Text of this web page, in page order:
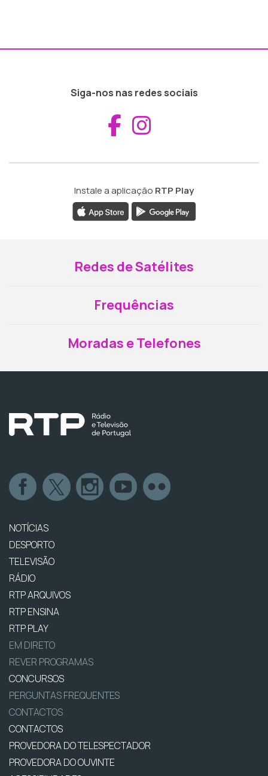
Siga-nos nas redes sociais
Aceder ao
Instale a aplicação RTP Play
Redes de Satélites
Frequências
Moradas e Telefones
NOTÍCIAS
DESPORTO
TELEVISÃO
RÁDIO
RTP ARQUIVOS
RTP ENSINA
RTP PLAY
EM DIRETO
REVER PROGRAMAS
CONCURSOS
PERGUNTAS FREQUENTES
CONTACTOS
CONTACTOS
PROVEDORA DO TELESPECTADOR
PROVEDORA DO OUVINTE